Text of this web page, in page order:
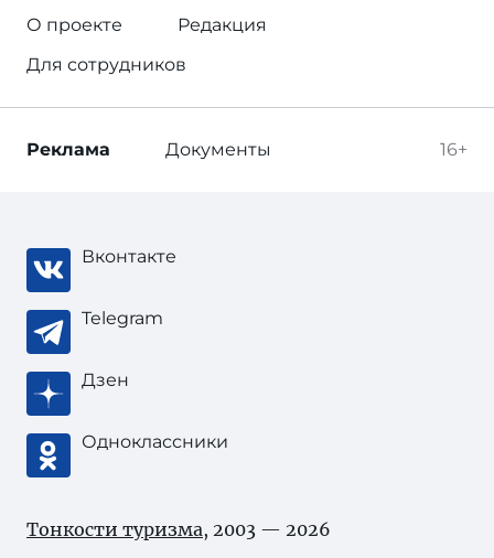
О проекте
Редакция
Для сотрудников
16+
Реклама Документы
Вконтакте
Telegram
Дзен
Одноклассники
Тонкости туризма, 2003 — 2026